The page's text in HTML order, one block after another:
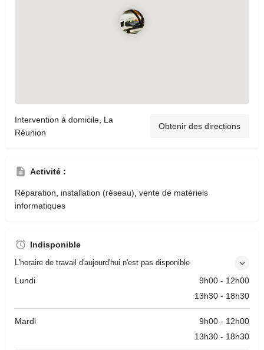
Intervention à domicile, La
Réunion
Obtenir des directions
Activité :
Réparation, installation (réseau), vente de matériels
informatiques
Indisponible
L'horaire de travail d'aujourd'hui n'est pas disponible
Lundi
9h00 - 12h00
13h30 - 18h30
Mardi
9h00 - 12h00
13h30 - 18h30